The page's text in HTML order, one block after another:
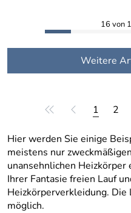
16 von
Weitere
1 2
Hier werden Sie einige
meistens nur
unansehnlichen
Ihrer Fantasie freien Lauf
Heizkörperverkleidung. Die
möglich.